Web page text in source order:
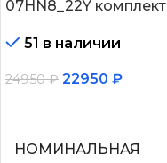
07HN8_22Y комплект
51 в наличии
24950₽ 22950 ₽
НОМИНАЛЬНАЯ